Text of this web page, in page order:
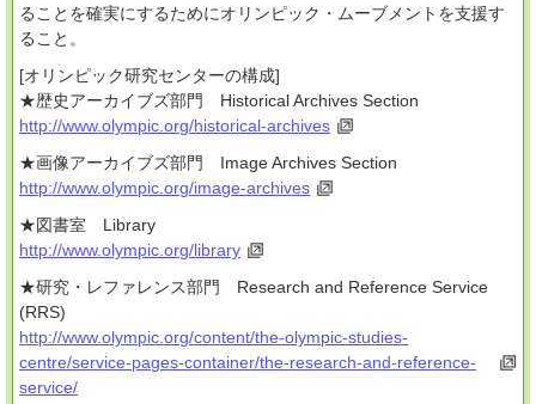
ることを確実にするためにオリンピック・ムーブメントを支援す
ること。
[オリンピック研究センターの構成]
★歴史アーカイブズ部門 Historical Archives Section
http://www.olympic.org/historical-archives
★画像アーカイブズ部門 Image Archives Section
http://www.olympic.org/image-archives
★図書室 Library
http://www.olympic.org/library
★研究・レファレンス部門 Research and Reference Service
(RRS)
http://www.olympic.org/content/the-olympic-studies-
centre/service-pages-container/the-research-and-reference-
service/